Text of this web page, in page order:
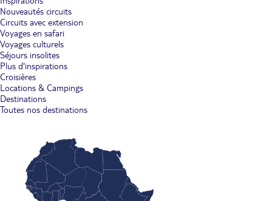
Nouveautés circuits
Circuits avec extension
Voyages en safari
Voyages culturels
Séjours insolites
Plus d'inspirations
Croisières
Locations & Campings
Destinations
Toutes nos destinations